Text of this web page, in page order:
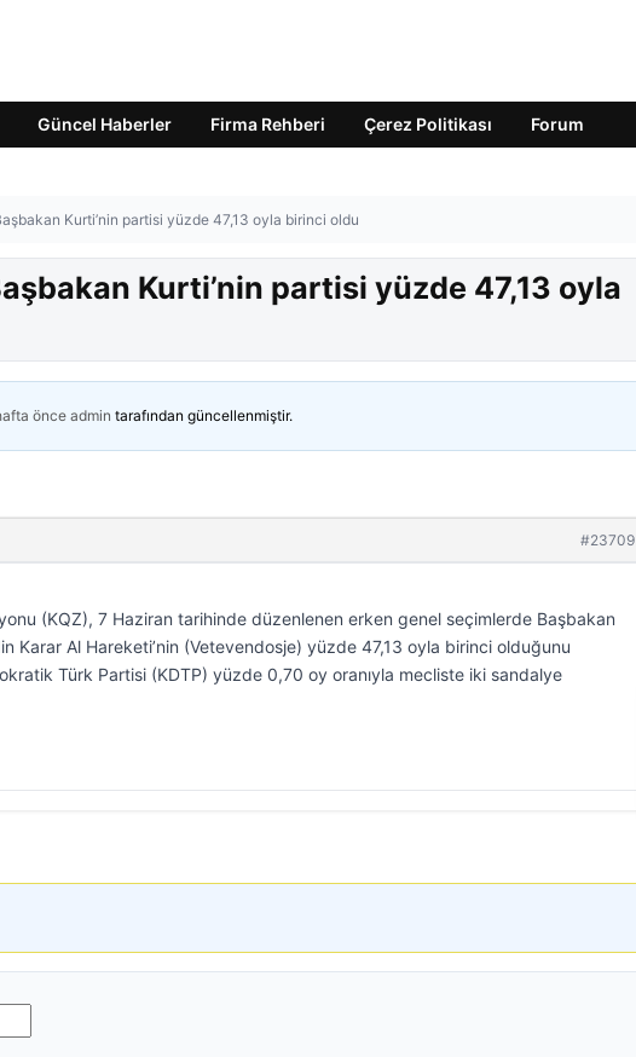
Güncel Haberler Firma Rehberi Çerez Politikası Forum
Kurti’nin partisi yüzde 47,13 oyla birinci oldu
Kurti’nin partisi yüzde 47,13 oyla
önceadmin tarafından güncellenmiştir.
#23709
(KQZ), 7 Haziran tarihinde düzenlenen erken genel seçimlerde Başbakan
Karar Al Hareketi’nin (Vetevendosje) yüzde 47,13 oyla birinci olduğunu
Türk Partisi (KDTP) yüzde 0,70 oy oranıyla mecliste iki sandalye